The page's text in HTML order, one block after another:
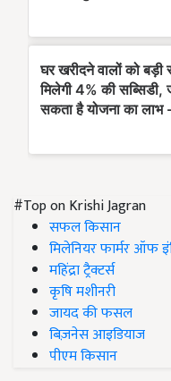
#Top on Krishi Jagran
सफल किसान
मिलेनियर फार्मर ऑफ
महिंद्रा ट्रैक्टर्स
कृषि मशीनरी
जायद की फसल
बिज़नेस आइडियाज
पीएम किसान